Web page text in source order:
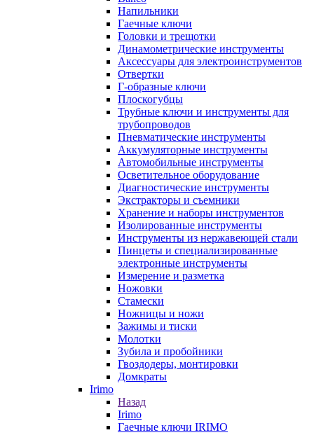
Напильники
Гаечные ключи
Головки и трещотки
Динамометрические инструменты
Аксессуары для электроинструментов
Отвертки
Г-образные ключи
Плоскогубцы
Трубные ключи и инструменты для
трубопроводов
Пневматические инструменты
Аккумуляторные инструменты
Автомобильные инструменты
Осветительное оборудование
Диагностические инструменты
Экстракторы и съемники
Хранение и наборы инструментов
Изолированные инструменты
Инструменты из нержавеющей стали
Пинцеты и специализированные
электронные инструменты
Измерение и разметка
Ножовки
Стамески
Ножницы и ножи
Зажимы и тиски
Молотки
Зубила и пробойники
Гвоздодеры, монтировки
Домкраты
Irimo
Назад
Irimo
Гаечные ключи IRIMO